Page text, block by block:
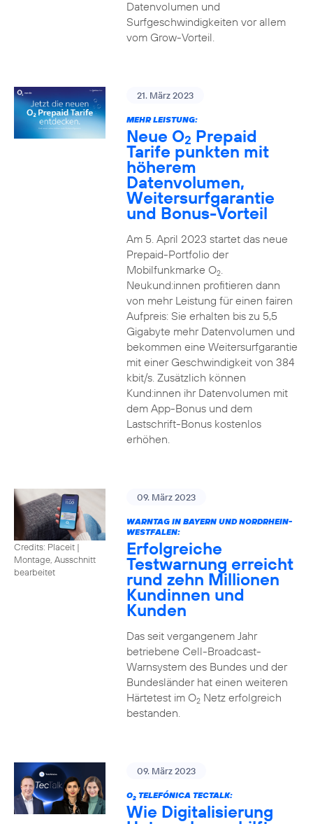
Datenvolumen und
Surfgeschwindigkeiten vor allem
vom Grow-Vorteil.
21. März 2023
MEHR LEISTUNG:
Neue O2 Prepaid
Tarife punkten mit
höherem
Datenvolumen,
Weitersurfgarantie
und Bonus-Vorteil
Am 5. April 2023 startet das neue
Prepaid-Portfolio der
Mobilfunkmarke O2.
Neukund:innen profitieren dann
von mehr Leistung für einen fairen
Aufpreis: Sie erhalten bis zu 5,5
Gigabyte mehr Datenvolumen und
bekommen eine Weitersurfgarantie
mit einer Geschwindigkeit von 384
kbit/s. Zusätzlich können
Kund:innen ihr Datenvolumen mit
dem App-Bonus und dem
Lastschrift-Bonus kostenlos
erhöhen.
Credits: Placeit |
Montage, Ausschnitt
bearbeitet
09. März 2023
WARNTAG IN BAYERN UND NORDRHEIN-
WESTFALEN:
Erfolgreiche
Testwarnung erreicht
rund zehn Millionen
Kundinnen und
Kunden
Das seit vergangenem Jahr
betriebene Cell-Broadcast-
Warnsystem des Bundes und der
Bundesländer hat einen weiteren
Härtetest im O2Netz erfolgreich
bestanden.
09. März 2023
O2TELEFÓNICA TECTALK:
Wie Digitalisierung